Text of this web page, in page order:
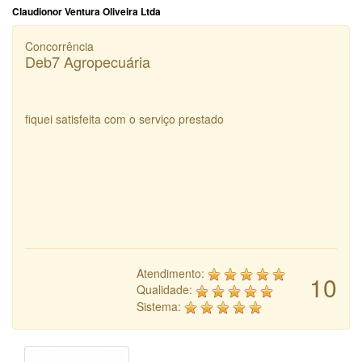
Claudionor Ventura Oliveira Ltda
Concorrência
Deb7 Agropecuária
fiquei satisfeita com o serviço prestado
10
Atendimento:
Qualidade:
Sistema: